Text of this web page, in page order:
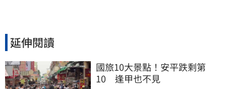
延伸閱讀
國旅10大景點！安平跌剩第
10　逢甲也不見